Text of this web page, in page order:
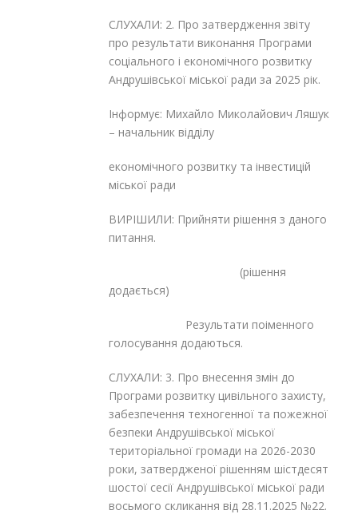
СЛУХАЛИ: 2. Про затвердження звіту
про результати виконання Програми
соціального і економічного розвитку
Андрушівської міської ради за 2025 рік.
Інформує: Михайло Миколайович Ляшук
– начальник відділу
економічного розвитку та інвестицій
міської ради
ВИРІШИЛИ: Прийняти рішення з даного
питання.
(рішення
додається)
Результати поіменного
голосування додаються.
СЛУХАЛИ: 3. Про внесення змін до
Програми розвитку цивільного захисту,
забезпечення техногенної та пожежної
безпеки Андрушівської міської
територіальної громади на 2026-2030
роки, затвердженої рішенням шістдесят
шостої сесії Андрушівської міської ради
восьмого скликання від 28.11.2025 №22.